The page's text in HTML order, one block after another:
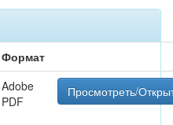
Формат
Adobe
PDF
Просмотреть/